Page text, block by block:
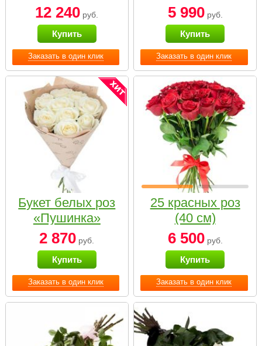
Заказать в один клик
12 240 руб.
Купить
Заказать в один клик
5 990руб.
Купить
Заказать в один клик
Букет белых роз
«Пушинка»
2 870 руб.
Купить
Заказать в один клик
25 красных роз
(40 см)
6 500руб.
Купить